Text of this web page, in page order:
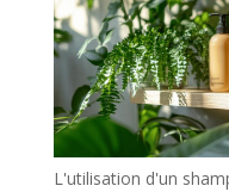
L'utilisation d'un